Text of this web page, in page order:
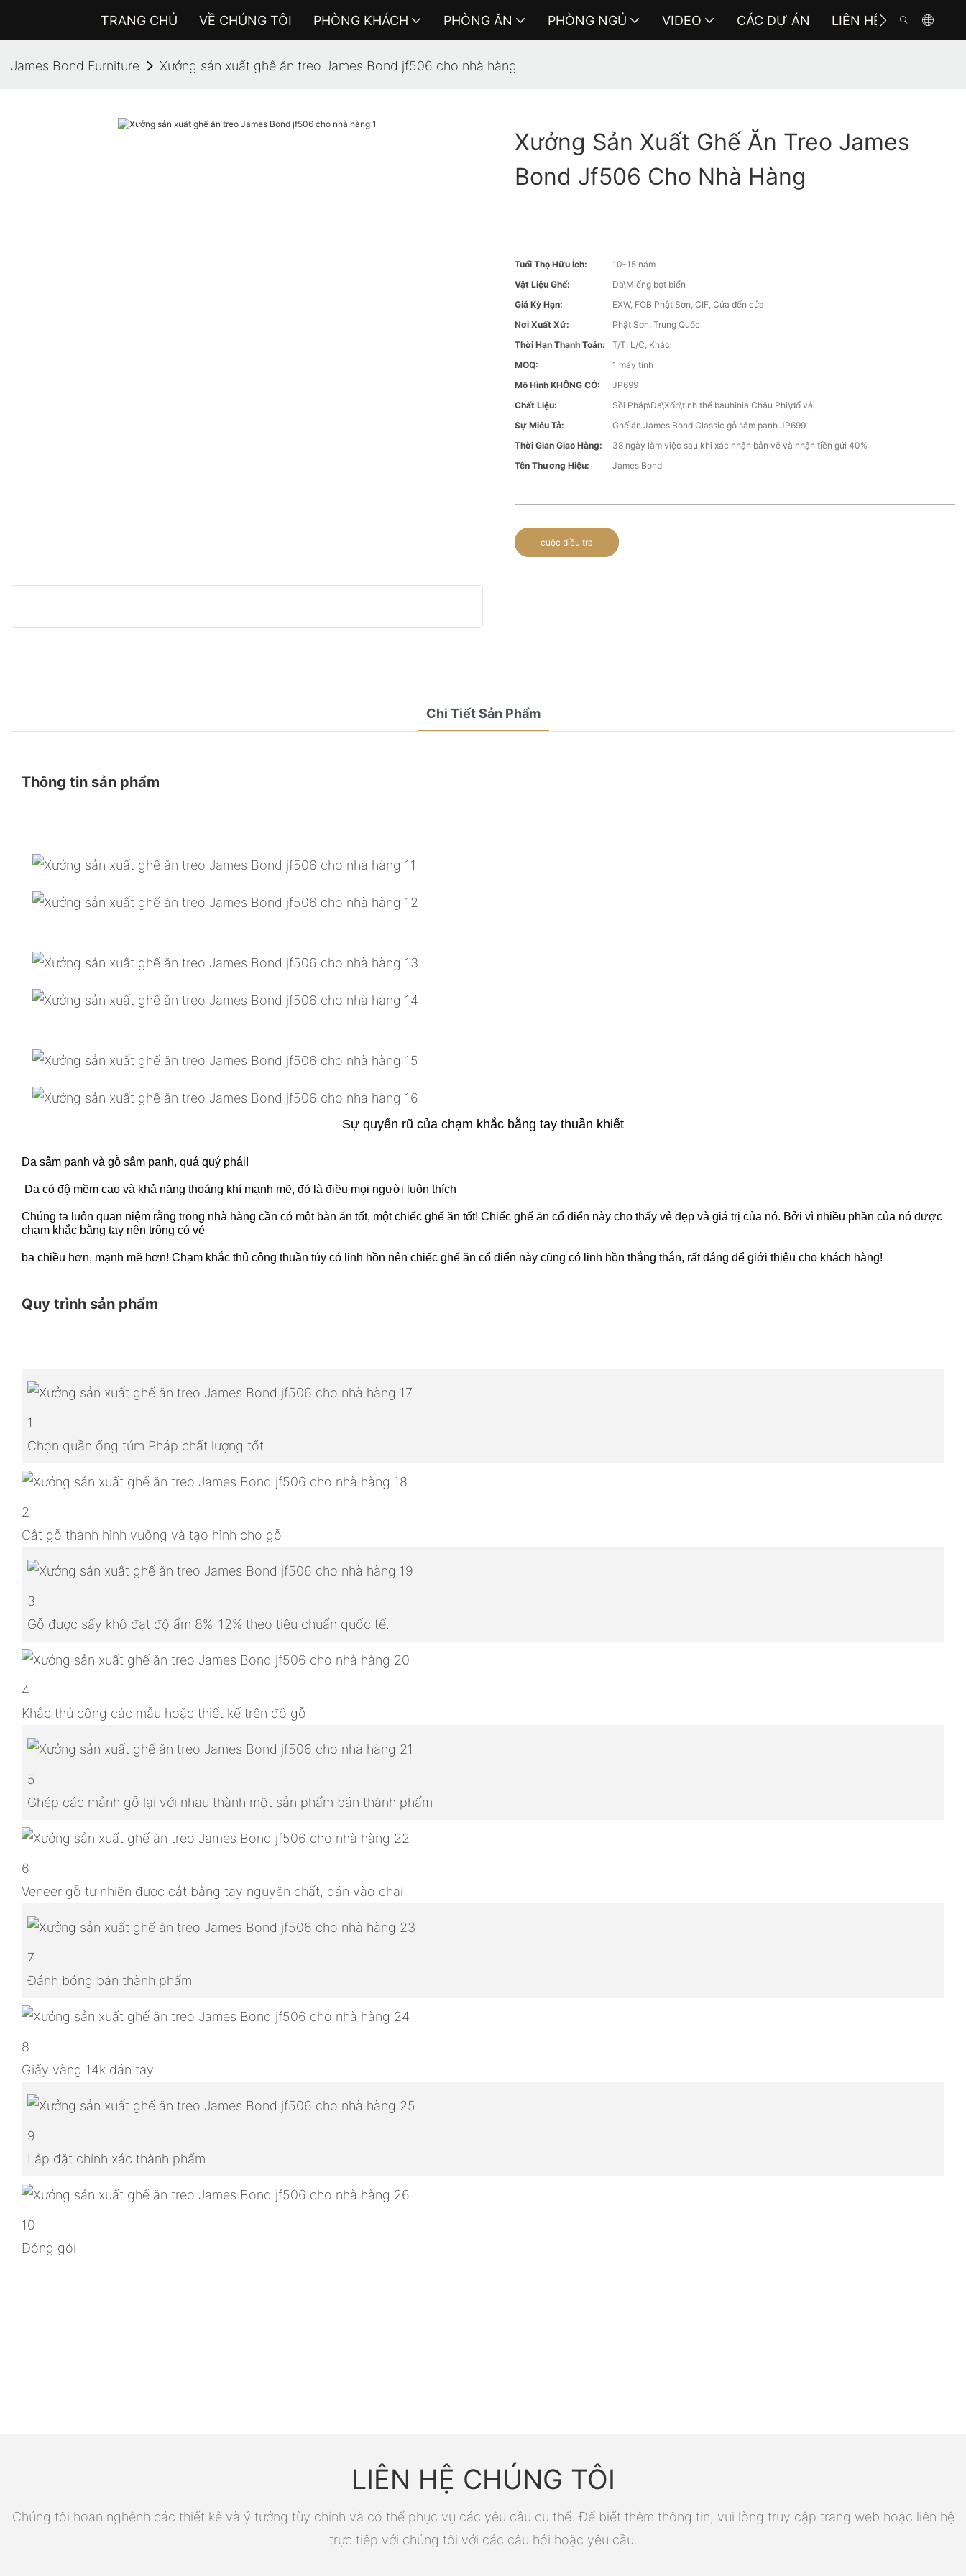
TRANG CHỦ VỀ CHÚNG TÔI PHÒNG KHÁCH PHÒNG ĂN PHÒNG NGỦ VIDEO CÁC DỰ ÁN LIÊN HỆ VỚI CHÚNG
James Bond Furniture Xưởng sản xuất ghế ăn treo James Bond jf506 cho nhà hàng
Xưởng Sản Xuất Ghế Ăn Treo James
Bond Jf506 Cho Nhà Hàng
Tuổi Thọ Hữu Ích:
10-15 năm
Vật Liệu Ghế:
Da\Miếng bọt biển
Giá Kỳ Hạn:
EXW, FOB Phật Sơn, CIF, Cửa đến cửa
Nơi Xuất Xứ:
Phật Sơn, Trung Quốc
Thời Hạn Thanh Toán:
T/T, L/C, Khác
MOQ:
1 máy tính
Mô Hình KHÔNG CÓ:
JP699
Chất Liệu:
Sồi Pháp\Da\Xốp\tinh thể bauhinia Châu Phi\đổ vải
Sự Miêu Tả:
Ghế ăn James Bond Classic gỗ sâm panh JP699
Thời Gian Giao Hàng:
38 ngày làm việc sau khi xác nhận bản vẽ và nhận tiền gửi 40%
Tên Thương Hiệu:
James Bond
cuộc điều tra
Chi Tiết Sản Phẩm
Thông tin sản phẩm
Sự quyến rũ của chạm khắc bằng tay thuần khiết
Da sâm panh và gỗ sâm panh, quá quý phái!
Da có độ mềm cao và khả năng thoáng khí mạnh mẽ, đó là điều mọi người luôn thích
Chúng ta luôn quan niệm rằng trong nhà hàng cần có một bàn ăn tốt, một chiếc ghế ăn tốt! Chiếc ghế ăn cổ điển này cho thấy vẻ đẹp và giá trị của nó. Bởi vì nhiều phần của nó được
chạm khắc bằng tay nên trông có vẻ
ba chiều hơn, mạnh mẽ hơn! Chạm khắc thủ công thuần túy có linh hồn nên chiếc ghế ăn cổ điển này cũng có linh hồn thẳng thắn, rất đáng để giới thiệu cho khách hàng!
Quy trình sản phẩm
1
Chọn quần ống túm Pháp chất lượng tốt
2
Cắt gỗ thành hình vuông và tạo hình cho gỗ
3
Gỗ được sấy khô đạt độ ẩm 8%-12% theo tiêu chuẩn quốc tế.
4
Khắc thủ công các mẫu hoặc thiết kế trên đồ gỗ
5
Ghép các mảnh gỗ lại với nhau thành một sản phẩm bán thành phẩm
6
Veneer gỗ tự nhiên được cắt bằng tay nguyên chất, dán vào chai
7
Đánh bóng bán thành phẩm
8
Giấy vàng 14k dán tay
9
Lắp đặt chính xác thành phẩm
10
Đóng gói
LIÊN HỆ CHÚNG TÔI
Chúng tôi hoan nghênh các thiết kế và ý tưởng tùy chỉnh và có thể phục vụ các yêu cầu cụ thể. Để biết thêm thông tin, vui lòng truy cập trang web hoặc liên hệ
trực tiếp với chúng tôi với các câu hỏi hoặc yêu cầu.